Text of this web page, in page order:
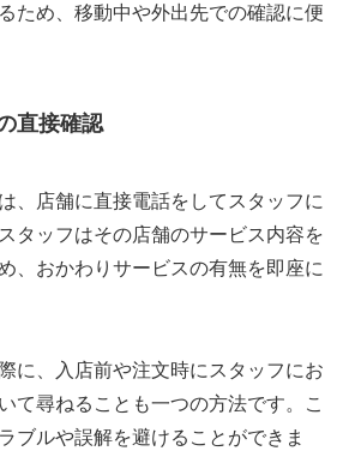
ため、移動中や外出先での確認に便
直接確認
、店舗に直接電話をしてスタッフに
タッフはその店舗のサービス内容を
、おかわりサービスの有無を即座に
に、入店前や注文時にスタッフにお
て尋ねることも一つの方法です。こ
ブルや誤解を避けることができま